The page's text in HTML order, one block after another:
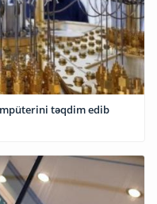
təqdim edib